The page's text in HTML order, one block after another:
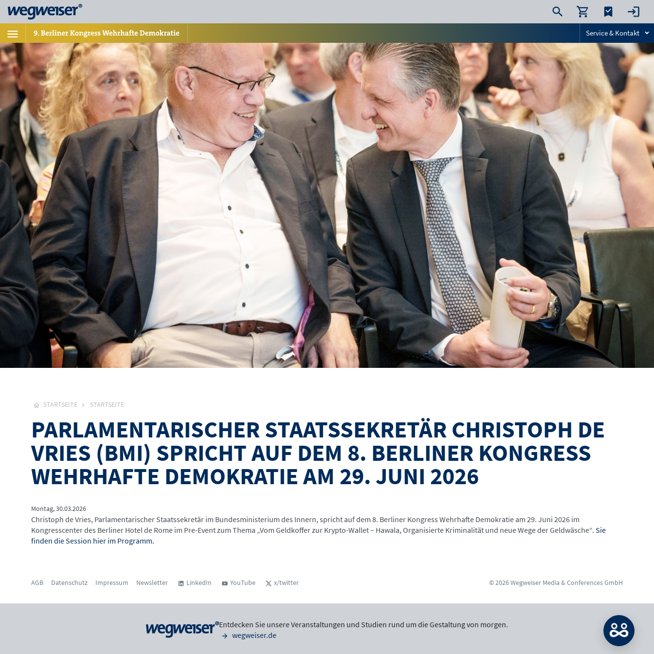
Service & Kontakt
STARTSEITE STARTSEITE
PARLAMENTARISCHER STAATSSEKRETÄR CHRISTOPH DE
VRIES (BMI) SPRICHT AUF DEM 8. BERLINER KONGRESS
WEHRHAFTE DEMOKRATIE AM 29. JUNI 2026
Montag, 30.03.2026
Christoph de Vries, Parlamentarischer Staatssekretär im Bundesministerium des Innern, spricht auf dem 8. Berliner Kongress Wehrhafte Demokratie am 29. Juni 2026 im
Kongresscenter des Berliner Hotel de Rome im Pre-Event zum Thema „Vom Geldkoffer zur Krypto-Wallet – Hawala, Organisierte Kriminalität und neue Wege der Geldwäsche“. Sie
finden die Session hier im Programm.
AGB Datenschutz Impressum Newsletter LinkedIn YouTube x/twitter © 2026 Wegweiser Media & Conferences GmbH
Entdecken Sie unsere Veranstaltungen und Studien rund um die Gestaltung von morgen.
wegweiser.de